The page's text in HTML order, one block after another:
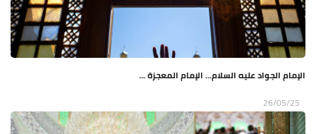
الإمام الجواد عليه السلام... الإمام المعجزة ...
26/05/25